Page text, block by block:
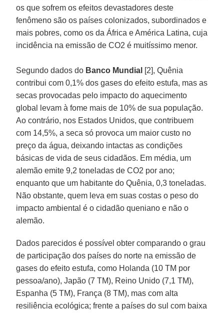
os que sofrem os efeitos devastadores deste
fenômeno são os países colonizados, subordinados e
mais pobres, como os da África e América Latina, cuja
incidência na emissão de CO2 é muitíssimo menor.
Segundo dados do Banco Mundial [2], Quênia
contribui com 0,1% dos gases do efeito estufa, mas as
secas provocadas pelo impacto do aquecimento
global levam à fome mais de 10% de sua população.
Ao contrário, nos Estados Unidos, que contribuem
com 14,5%, a seca só provoca um maior custo no
preço da água, deixando intactas as condições
básicas de vida de seus cidadãos. Em média, um
alemão emite 9,2 toneladas de CO2 por ano;
enquanto que um habitante do Quênia, 0,3 toneladas.
Não obstante, quem leva em suas costas o peso do
impacto ambiental é o cidadão queniano e não o
alemão.
Dados parecidos é possível obter comparando o grau
de participação dos países do norte na emissão de
gases do efeito estufa, como Holanda (10 TM por
pessoa/ano), Japão (7 TM), Reino Unido (7,1 TM),
Espanha (5 TM), França (8 TM), mas com alta
resiliência ecológica; frente a países do sul com baixa